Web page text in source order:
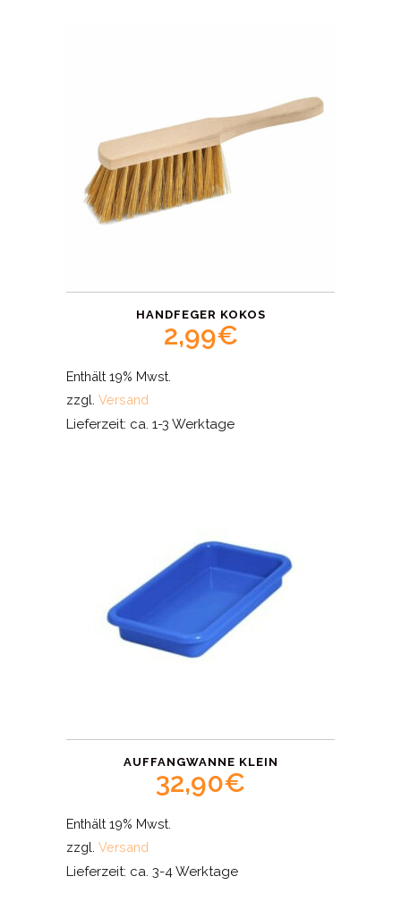
HANDFEGER KOKOS
2,99€
Enthält 19% Mwst.
zzgl. Versand
Lieferzeit: ca. 1-3 Werktage
AUFFANGWANNE KLEIN
32,90€
Enthält 19% Mwst.
zzgl. Versand
Lieferzeit: ca. 3-4 Werktage